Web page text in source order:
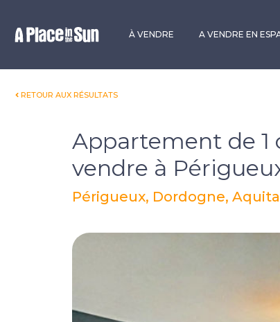
À VENDRE A VENDRE EN
RETOUR AUX RÉSULTATS
Appartement de 1
vendre à
Périgueux, Dordogne,